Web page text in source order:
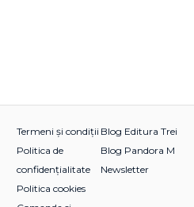
Termeni și condiții
Politica de
confidențialitate
Politica cookies
Blog Editura Trei
Blog Pandora M
Newsletter